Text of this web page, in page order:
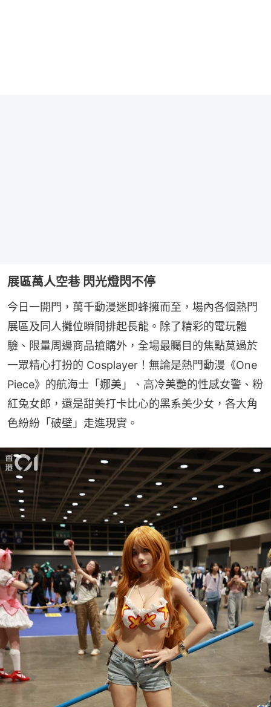
展區萬人空巷 閃光燈閃不停
今日一開門，萬千動漫迷即蜂擁而至，場內各個熱門
展區及同人攤位瞬間排起長龍。除了精彩的電玩體
驗、限量周邊商品搶購外，全場最矚目的焦點莫過於
一眾精心打扮的 Cosplayer！無論是熱門動漫《One
Piece》的航海士「娜美」、高冷美艷的性感女警、粉
紅兔女郎，還是甜美打卡比心的黑系美少女，各大角
色紛紛「破壁」走進現實。